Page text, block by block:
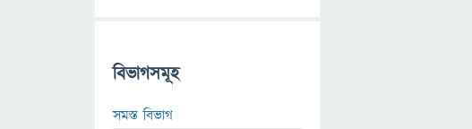
বিভাগসমূহ
সমস্ত বিভাগ